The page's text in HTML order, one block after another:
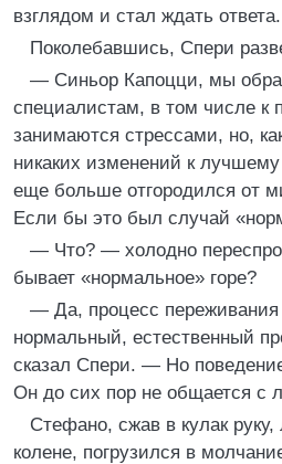
взглядом и стал ждать ответа.
Поколебавшись, Спери
— Синьор Капоцци, мы
специалистам, в том числе к
занимаются стрессами, но,
никаких изменений к
еще больше отгородился от
Если бы это был случай
— Что? — холодно
бывает «нормальное» горе?
— Да, процесс
нормальный, естественный
сказал Спери. — Но
Он до сих пор не общается с
Стефано, сжав в кулак
колене, погрузился в